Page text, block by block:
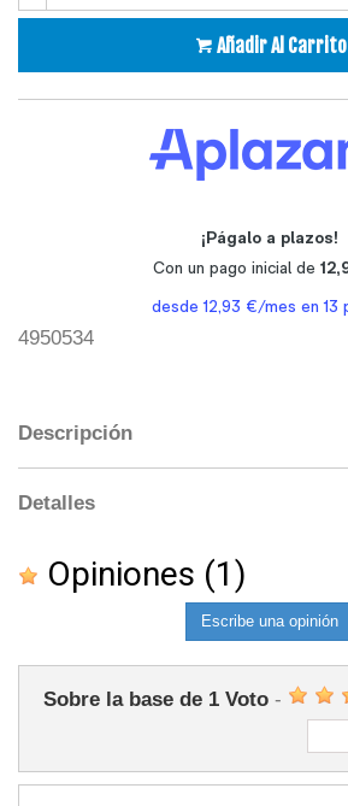
Añadir Al Carrito
4950534
Descripción
Detalles
Opiniones (1)
Escribe una opinión
Sobre la base de 1 Voto -